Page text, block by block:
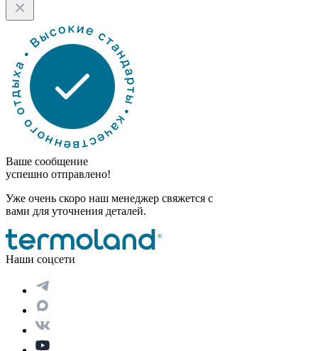
Ваше сообщение
успешно отправлено!
Уже очень скоро наш менеджер свяжется с
вами для уточнения деталей.
Наши соцсети